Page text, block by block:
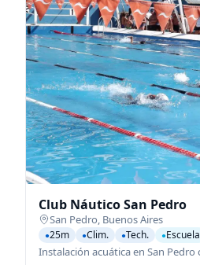
Club Náutico San Pedro
San Pedro Buenos Aires
●25m ●Clim. ●Tech. ●Escuela